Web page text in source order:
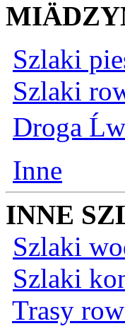
Szlaki
Szlaki
Droga
Inne
INNE
Szlaki
Szlaki
Trasy